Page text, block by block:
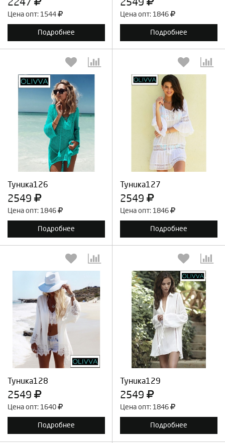
2247
Цена опт: 1544
Подробнее
2549
Цена опт: 1846
Подробнее
Туника126
2549
Цена опт: 1846
Подробнее
Выберите количество:
Продолжить Отмена
Туника127
2549
Цена опт: 1846
Подробнее
Выберите количество:
Продолжить Отмена
Туника128
2549
Цена опт: 1640
Подробнее
Выберите количество:
Продолжить Отмена
Туника129
2549
Цена опт: 1846
Подробнее
Выберите количество:
Продолжить Отмена